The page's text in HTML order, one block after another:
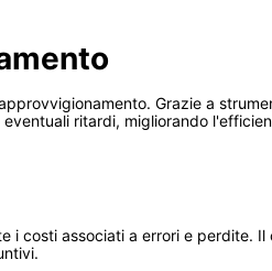
Grazie a
ritardi, migliorando
i costi associati a errori e perdite.